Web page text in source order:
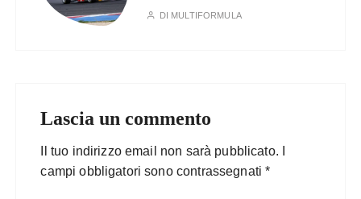
DI MULTIFORMULA
Lascia un commento
Il tuo indirizzo email non sarà pubblicato.
campi obbligatori sono contrassegnati*